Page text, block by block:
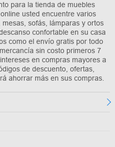
para la tienda de muebles
usted encuentre varios
sofás, lámparas y ortos
confortable en su casa
como el envío gratis por todo
sin costo primeros 7
en compras mayores a
de descuento, ofertas,
ahorrar más en sus compras.